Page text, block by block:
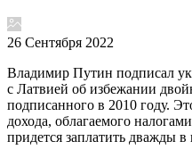
26 Сентября 2022
Владимир Путин подписал
с Латвией об избежании
подписанного в 2010 году.
дохода, облагаемого
придется заплатить дважды